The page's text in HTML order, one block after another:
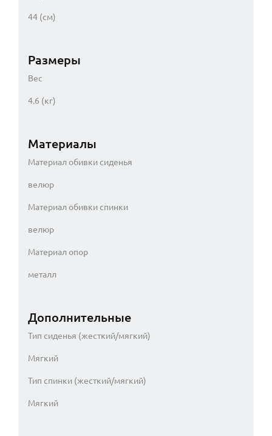
44 (см)
Размеры
Вес
4.6 (кг)
Материалы
Материал обивки сиденья
велюр
Материал обивки спинки
велюр
Материал опор
металл
Дополнительные
Тип сиденья (жесткий/мягкий)
Мягкий
Тип спинки (жесткий/мягкий)
Мягкий